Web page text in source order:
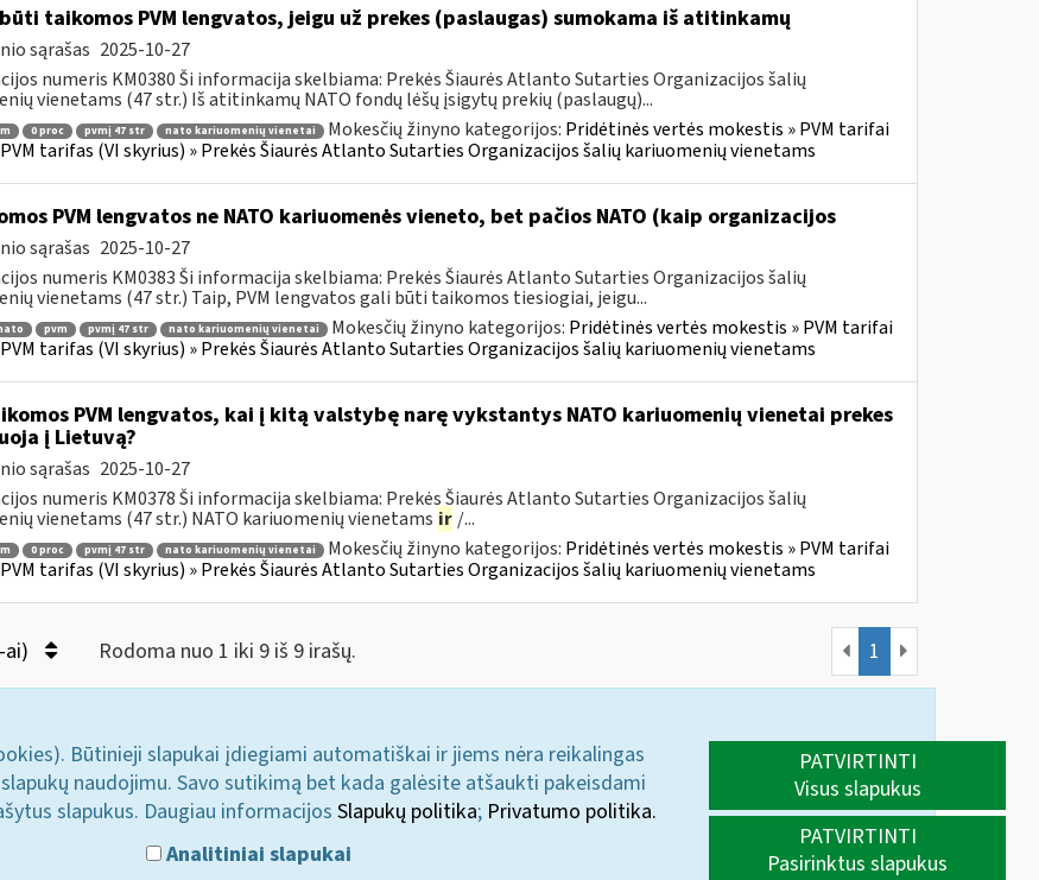
taikomos PVM lengvatos, jeigu už prekes (paslaugas) sumokama iš atitinkamų
sąrašas 2025-10-27
numeris KM0380 Ši informacija skelbiama: Prekės Šiaurės Atlanto Sutarties Organizacijos šalių
vienetams (47 str.) Iš atitinkamų NATO fondų lėšų įsigytų prekių (paslaugų)...
0 proc pvmį 47 str nato kariuomenių vienetai Mokesčių žinyno kategorijos: Pridėtinės vertės mokestis » PVM tarifai
PVM tarifas (VI skyrius) » Prekės Šiaurės Atlanto Sutarties Organizacijos šalių kariuomenių vienetams
PVM lengvatos ne NATO kariuomenės vieneto, bet pačios NATO (kaip organizacijos
sąrašas 2025-10-27
numeris KM0383 Ši informacija skelbiama: Prekės Šiaurės Atlanto Sutarties Organizacijos šalių
vienetams (47 str.) Taip, PVM lengvatos gali būti taikomos tiesiogiai, jeigu...
pvm pvmį 47 str nato kariuomenių vienetai Mokesčių žinyno kategorijos: Pridėtinės vertės mokestis » PVM tarifai
PVM tarifas (VI skyrius) » Prekės Šiaurės Atlanto Sutarties Organizacijos šalių kariuomenių vienetams
PVM lengvatos, kai į kitą valstybę narę vykstantys NATO kariuomenių vienetai prekes
į Lietuvą?
sąrašas 2025-10-27
numeris KM0378 Ši informacija skelbiama: Prekės Šiaurės Atlanto Sutarties Organizacijos šalių
vienetams (47 str.) NATO kariuomenių vienetams ir /...
0 proc pvmį 47 str nato kariuomenių vienetai Mokesčių žinyno kategorijos: Pridėtinės vertės mokestis » PVM tarifai
PVM tarifas (VI skyrius) » Prekės Šiaurės Atlanto Sutarties Organizacijos šalių kariuomenių vienetams
ai) Rodoma nuo 1 iki 9 iš 9 irašų. 1
Būtinieji slapukai įdiegiami automatiškai ir jiems nėra reikalingas
naudojimu. Savo sutikimą bet kada galėsite atšaukti pakeisdami
slapukus. Daugiau informacijos Slapukų politika; Privatumo politika.
Analitiniai slapukai
PATVIRTINTI
Visus slapukus
PATVIRTINTI
Pasirinktus slapukus